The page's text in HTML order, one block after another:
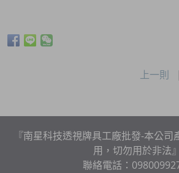
上一則
『南星科技透視牌具工廠批發-本公
用，切勿用於非法』
聯絡電話：